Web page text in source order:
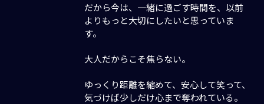
だから今は、一緒に過ごす時間を、以前
よりもっと大切にしたいと思っていま
す。
大人だからこそ焦らない。
ゆっくり距離を縮めて、安心して笑って、
気づけば少しだけ心まで奪われている。